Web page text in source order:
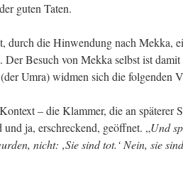
guten Taten.
durch die Hinwendung nach Mekka,
Der Besuch von Mekka selbst ist
Umra) widmen sich die folgenden
– die Klammer, die an späterer
und ja, erschreckend, geöffnet. „Und
nicht: ‚Sie sind tot.‘ Nein, sie